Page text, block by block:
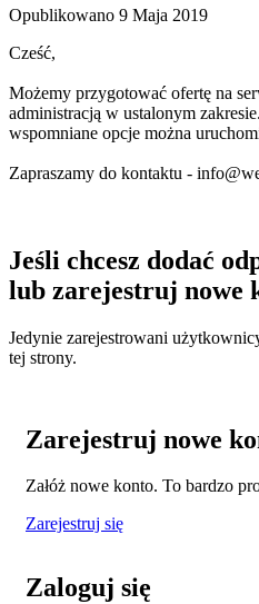
Opublikowano 9 Maja 2019
Cześć,
Możemy przygotować ofertę na
administracją w ustalonym
wspomniane opcje można
Zapraszamy do kontaktu -
Jeśli chcesz dodać
lub zarejestruj nowe
Jedynie zarejestrowani
tej strony.
Zarejestruj nowe
Załóż nowe konto. To bardzo
Zarejestruj się
Zaloguj się